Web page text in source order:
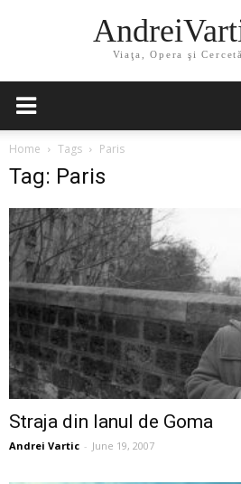
Viaţa, Opera şi
Home Tags Paris
Tag: Paris
Straja din lanul de Goma
Andrei Vartic - June 19, 2007